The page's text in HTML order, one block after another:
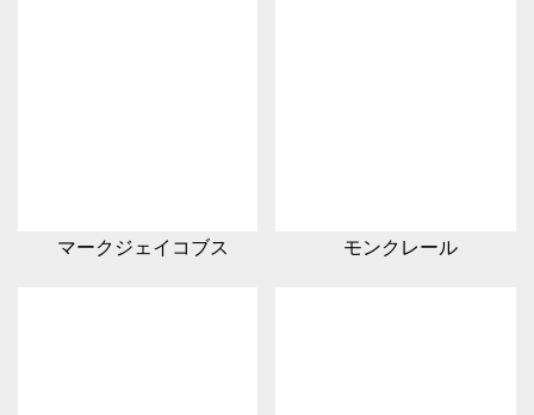
マークジェイコブス モンクレール